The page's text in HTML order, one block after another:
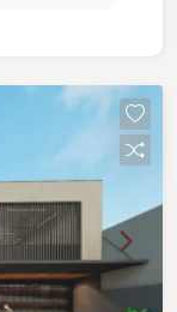
do
excelente
para
o